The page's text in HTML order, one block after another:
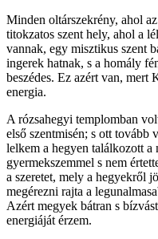
Minden oltárszekrény, ahol
titokzatos szent hely, ahol a
vannak, egy misztikus szent
ingerek hatnak, s a homály
beszédes. Ez azért van, mert
energia.
A rózsahegyi templomban
első szentmisén; s ott tovább
lelkem a hegyen találkozott a
gyermekszemmel s nem
a szeretet, mely a hegyekről
megérezni rajta a
Azért megyek bátran s
energiáját érzem.